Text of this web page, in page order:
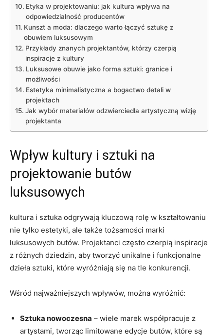
Etyka w projektowaniu: jak kultura wpływa na
odpowiedzialność producentów
Kunszt a moda: dlaczego warto łączyć sztukę z
obuwiem luksusowym
Przykłady znanych projektantów, którzy czerpią
inspiracje z kultury
Luksusowe obuwie jako forma sztuki: granice i
możliwości
Estetyka minimalistyczna a bogactwo detali w
projektach
Jak wybór materiałów odzwierciedla artystyczną wizję
projektanta
Wpływ kultury i sztuki na
projektowanie butów
luksusowych
kultura i sztuka odgrywają kluczową rolę w kształtowaniu
nie tylko estetyki, ale także tożsamości marki
luksusowych butów. Projektanci często czerpią inspiracje
z różnych dziedzin, aby tworzyć unikalne i funkcjonalne
dzieła sztuki, które wyróżniają się na tle konkurencji.
Wśród najważniejszych wpływów, można wyróżnić:
Sztuka nowoczesna – wiele marek współpracuje z
artystami, tworząc limitowane edycje butów, które są